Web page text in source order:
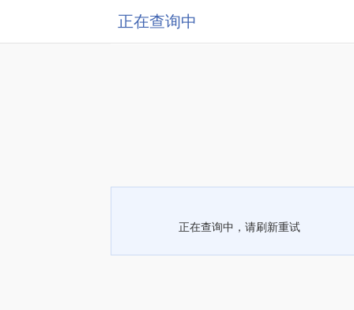
正在查询中
正在查询中，请刷新重试